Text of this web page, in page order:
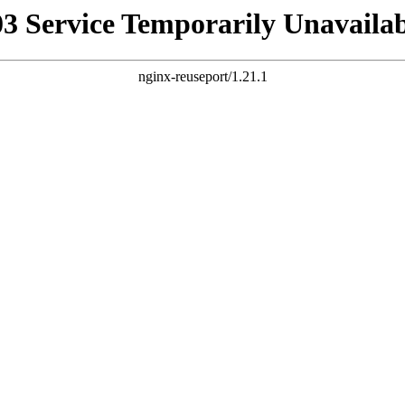
Service Temporarily
nginx-reuseport/1.21.1